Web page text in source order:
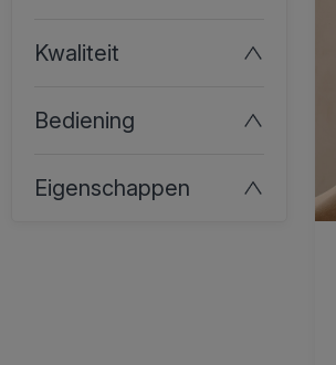
Kwaliteit
Bediening
Eigenschappen